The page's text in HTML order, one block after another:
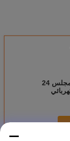
فيديو مركب آلة قياس IO مجلس 24